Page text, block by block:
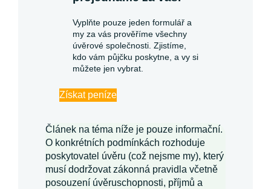
Vyplňte pouze jeden formulář a
my za vás prověříme všechny
úvěrové společnosti. Zjistíme,
kdo vám půjčku poskytne, a vy si
můžete jen vybrat.
Získat peníze
Článek na téma níže je pouze informační.
O konkrétních podmínkách rozhoduje
poskytovatel úvěru (což nejsme my), který
musí dodržovat zákonná pravidla včetně
posouzení úvěruschopnosti, příjmů a